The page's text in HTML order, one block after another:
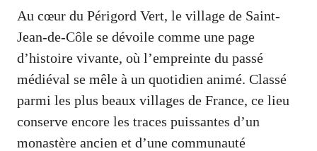
Au cœur du Périgord Vert, le village de Saint-
Jean-de-Côle se dévoile comme une page
d’histoire vivante, où l’empreinte du passé
médiéval se mêle à un quotidien animé. Classé
parmi les plus beaux villages de France, ce lieu
conserve encore les traces puissantes d’un
monastère ancien et d’une communauté